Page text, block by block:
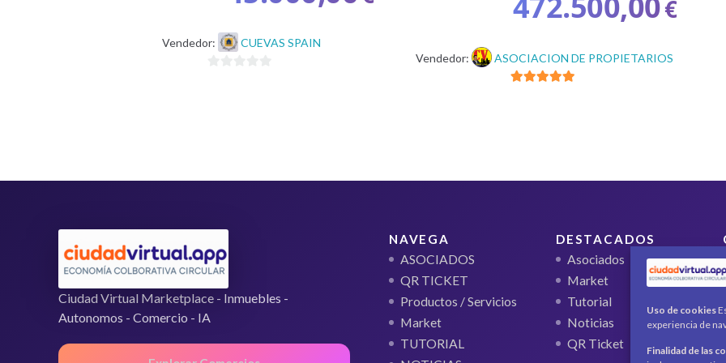
Uso de cookies
experiencia de
Finalidad de las
Vendedor: CUEVAS SPAIN
€
Vendedor: ASOCIACION DE PROPIETARIOS
Ciudad Virtual Marketplace - Inmuebles -
Autonomos - Comercio - IA
NAVEGA
ASOCIADOS
QR TICKET
Productos / Servicios
Market
TUTORIAL
DESTACADOS
Asociados
Market
Tutorial
Noticias
QR Ticket